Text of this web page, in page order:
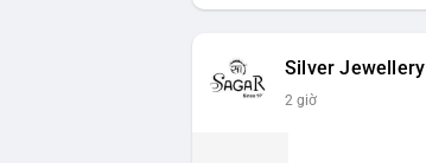
Silver Jewellery
2 giờ